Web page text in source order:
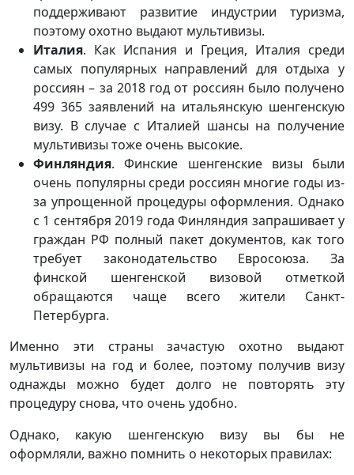
поддерживают развитие индустрии туризма,
поэтому охотно выдают мультивизы.
Италия. Как Испания и Греция, Италия среди
самых популярных направлений для отдыха у
россиян – за 2018 год от россиян было получено
499 365 заявлений на итальянскую шенгенскую
визу. В случае с Италией шансы на получение
мультивизы тоже очень высокие.
Финляндия. Финские шенгенские визы были
очень популярны среди россиян многие годы из-
за упрощенной процедуры оформления. Однако
с 1 сентября 2019 года Финляндия запрашивает у
граждан РФ полный пакет документов, как того
требует законодательство Евросоюза. За
финской шенгенской визовой отметкой
обращаются чаще всего жители Санкт-
Петербурга.
Именно эти страны зачастую охотно выдают
мультивизы на год и более, поэтому получив визу
однажды можно будет долго не повторять эту
процедуру снова, что очень удобно.
Однако, какую шенгенскую визу вы бы не
оформляли, важно помнить о некоторых правилах: